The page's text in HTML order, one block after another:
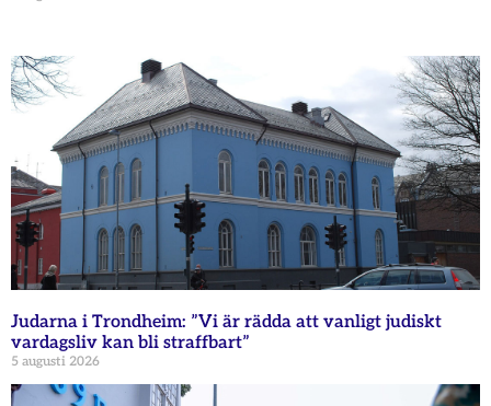
Judarna i Trondheim: ”Vi är rädda att vanligt judiskt
vardagsliv kan bli straffbart”
5 augusti 2026